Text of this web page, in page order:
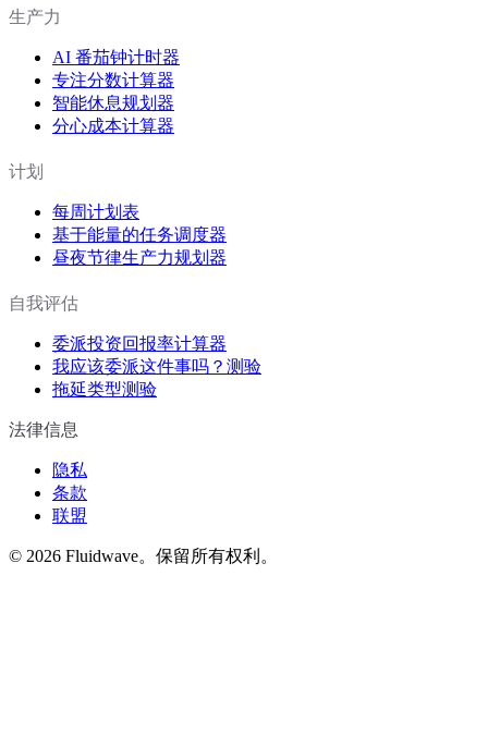
生产力
AI 番茄钟计时器
专注分数计算器
智能休息规划器
分心成本计算器
计划
每周计划表
基于能量的任务调度器
昼夜节律生产力规划器
自我评估
委派投资回报率计算器
我应该委派这件事吗？测验
拖延类型测验
法律信息
隐私
条款
联盟
© 2026 Fluidwave。保留所有权利。